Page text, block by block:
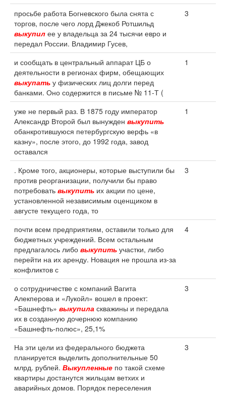
просьбе работа Богневского была снята с
торгов, после чего лорд Джекоб Ротшильд
выкупил ее у владельца за 24 тысячи евро и
передал России. Владимир Гусев,
3
и сообщать в центральный аппарат ЦБ о
деятельности в регионах фирм, обещающих
выкупать у физических лиц долги перед
банками. Оно содержится в письме № 11-Т (
1
уже не первый раз. В 1875 году император
Александр Второй был вынужден выкупить
обанкротившуюся петербургскую верфь «в
казну», после этого, до 1992 года, завод
оставался
1
. Кроме того, акционеры, которые выступили бы
против реорганизации, получили бы право
потребовать выкупить их акции по цене,
установленной независимым оценщиком в
августе текущего года, то
3
почти всем предприятиям, оставили только для
бюджетных учреждений. Всем остальным
предлагалось либо выкупить участки, либо
перейти на их аренду. Новация не прошла из-за
конфликтов с
4
о сотрудничестве с компаний Вагита
Алекперова и «Лукойл» вошел в проект:
«Башнефть» выкупила скважины и передала
их в созданную дочернюю компанию
«Башнефть-полюс», 25,1%
3
На эти цели из федерального бюджета
планируется выделить дополнительные 50
млрд. рублей. Выкупленные по такой схеме
квартиры достанутся жильцам ветхих и
аварийных домов. Порядок переселения
3